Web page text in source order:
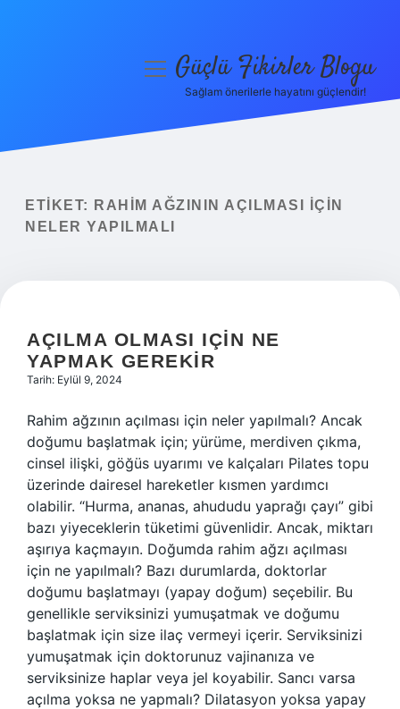
Yasal Uyarı
menüyüGüçlü Fikirler Blogu
Sağlam önerilerle hayatını güçlendir!
ETIKET:
RAHIM AĞZININ AÇILMASI IÇIN
NELER YAPILMALI
AÇILMA OLMASI IÇIN NE
YAPMAK GEREKIR
Tarih: Eylül 9, 2024
Rahim ağzının açılması için neler yapılmalı? Ancak
doğumu başlatmak için; yürüme, merdiven çıkma,
cinsel ilişki, göğüs uyarımı ve kalçaları Pilates topu
üzerinde dairesel hareketler kısmen yardımcı
olabilir. “Hurma, ananas, ahududu yaprağı çayı” gibi
bazı yiyeceklerin tüketimi güvenlidir. Ancak, miktarı
aşırıya kaçmayın. Doğumda rahim ağzı açılması
için ne yapılmalı? Bazı durumlarda, doktorlar
doğumu başlatmayı (yapay doğum) seçebilir. Bu
genellikle serviksinizi yumuşatmak ve doğumu
başlatmak için size ilaç vermeyi içerir. Serviksinizi
yumuşatmak için doktorunuz vajinanıza ve
serviksinize haplar veya jel koyabilir. Sancı varsa
açılma yoksa ne yapmalı? Dilatasyon yoksa yapay